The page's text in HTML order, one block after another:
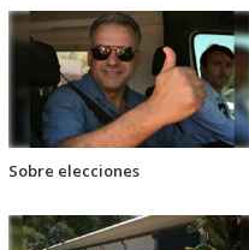
Sobre elecciones